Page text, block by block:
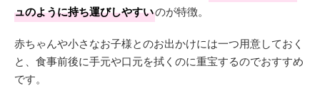
ュのように持ち運びしやすいのが特徴。
赤ちゃんや小さなお子様とのお出かけには一つ用意しておく
と、食事前後に手元や口元を拭くのに重宝するのでおすすめ
です。